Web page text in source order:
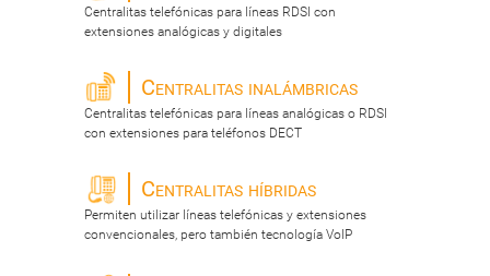
Centralitas telefónicas para líneas RDSI con
extensiones analógicas y digitales
Centralitas inalámbricas
Centralitas telefónicas para líneas analógicas o RDSI
con extensiones para teléfonos DECT
Centralitas híbridas
Permiten utilizar líneas telefónicas y extensiones
convencionales, pero también tecnología VoIP